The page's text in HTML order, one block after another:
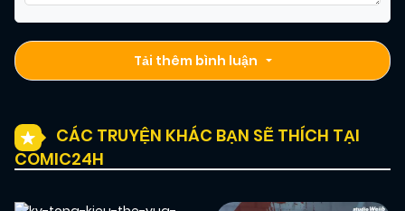
Tải thêm bình luận
CÁC TRUYỆN KHÁC BẠN SẼ THÍCH TẠI
COMIC24H